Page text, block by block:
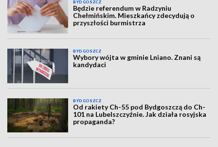
BYDGOSZCZ
Będzie referendum w Radzyniu
Chełmińskim. Mieszkańcy zdecydują o
przyszłości burmistrza
BYDGOSZCZ
Wybory wójta w gminie Lniano. Znani są
kandydaci
BYDGOSZCZ
Od rakiety Ch-55 pod Bydgoszczą do Ch-
101 na Lubelszczyźnie. Jak działa rosyjska
propaganda?